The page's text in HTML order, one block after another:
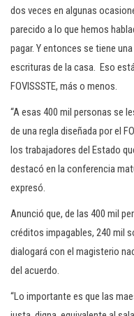
dos veces en algunas
parecido a lo que hemos
pagar. Y entonces se tiene
escrituras de la casa. Eso
FOVISSSTE, más o menos.
“A esas 400 mil personas se
de una regla diseñada por el
los trabajadores del Estado
destacó en la conferencia
expresó.
Anunció que, de las 400 mil
créditos impagables, 240 mil
dialogará con el magisterio
del acuerdo.
“Lo importante es que las